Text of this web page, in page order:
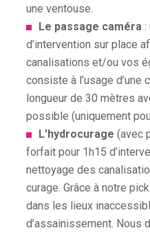
une ventouse.
Le passage caméra :
d’intervention sur place
canalisations et/ou vos
consiste à l’usage d’une
longueur de 30 mètres
possible (uniquement
L’hydrocurage (avec
forfait pour 1h15
nettoyage des
curage. Grâce à notre
dans les lieux
d’assainissement. Nous